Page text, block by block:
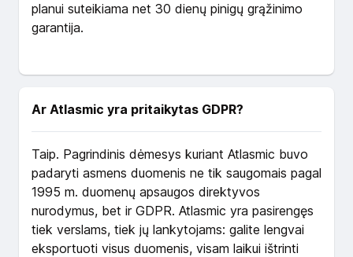
planui suteikiama net 30 dienų pinigų grąžinimo
garantija.
Ar Atlasmic yra pritaikytas GDPR?
Taip. Pagrindinis dėmesys kuriant Atlasmic buvo
padaryti asmens duomenis ne tik saugomais pagal
1995 m. duomenų apsaugos direktyvos
nurodymus, bet ir GDPR. Atlasmic yra pasirengęs
tiek verslams, tiek jų lankytojams: galite lengvai
eksportuoti visus duomenis, visam laikui ištrinti